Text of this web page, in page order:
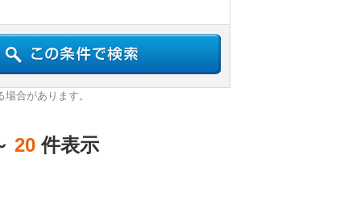
合があります。
20 件表示